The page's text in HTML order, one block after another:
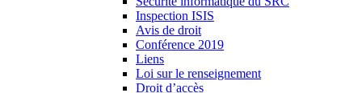
Inspection ISIS
Avis de droit
Conférence 2019
Liens
Loi sur le renseignement
Droit d’accès